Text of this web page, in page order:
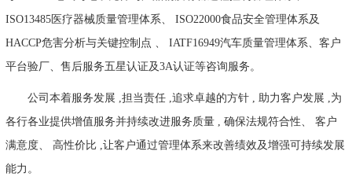
ISO13485医疗器械质量管理体系、 ISO22000食品安全管理体系及
HACCP危害分析与关键控制点 、 IATF16949汽车质量管理体系、客户
平台验厂、售后服务五星认证及3A认证等咨询服务。
公司本着服务发展 ,担当责任 ,追求卓越的方针 , 助力客户发展 ,为
各行各业提供增值服务并持续改进服务质量 , 确保法规符合性、 客户
满意度、 高性价比 ,让客户通过管理体系来改善绩效及增强可持续发展
能力。